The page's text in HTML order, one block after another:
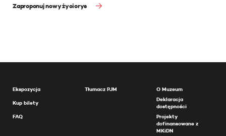
Zaproponuj nowy życiorys
Ekspozycja
Kup bilety
FAQ
Tłumacz PJM
O Muzeum
Deklaracja
dostępności
Projekty
dofinansowane z
MKiDN